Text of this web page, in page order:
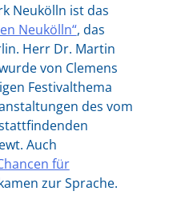
Neukölln ist das
Neukölln“, das
Herr Dr. Martin
von Clemens
Festivalthema
des vom
Auch
für
zur Sprache.